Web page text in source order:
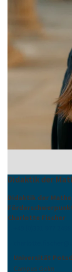
Didaktik der
Didaktik der
Charlotte Fischer
Universität
Campus Golm